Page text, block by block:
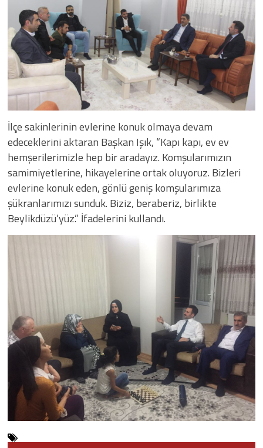
İlçe sakinlerinin evlerine konuk olmaya devam
edeceklerini aktaran Başkan Işık, “Kapı kapı, ev ev
hemşerilerimizle hep bir aradayız. Komşularımızın
samimiyetlerine, hikayelerine ortak oluyoruz. Bizleri
evlerine konuk eden, gönlü geniş komşularımıza
şükranlarımızı sunduk. Biziz, beraberiz, birlikte
Beylikdüzü’yüz.” İfadelerini kullandı.